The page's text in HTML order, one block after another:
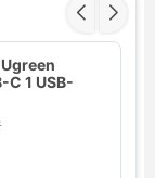
A, 1 x
C PD
C 1 USB-